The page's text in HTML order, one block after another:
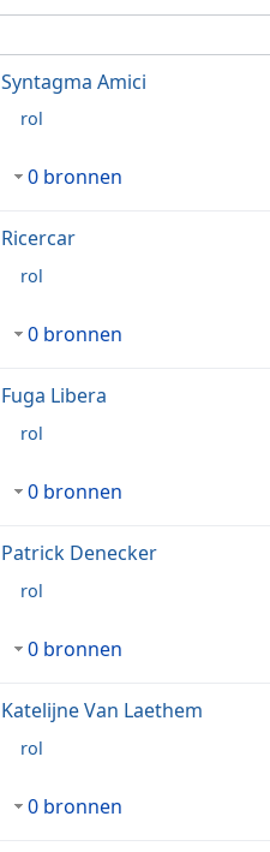
Syntagma Amici
rol
0 bronnen
Ricercar
rol
0 bronnen
Fuga Libera
rol
0 bronnen
Patrick Denecker
rol
0 bronnen
Katelijne Van Laethem
rol
0 bronnen